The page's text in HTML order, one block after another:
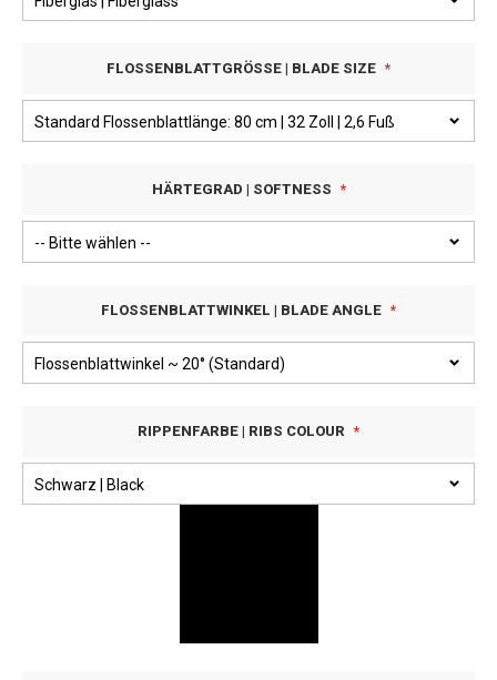
FLOSSENBLATTGRÖSSE | BLADE SIZE
HÄRTEGRAD | SOFTNESS
FLOSSENBLATTWINKEL | BLADE ANGLE
RIPPENFARBE | RIBS COLOUR